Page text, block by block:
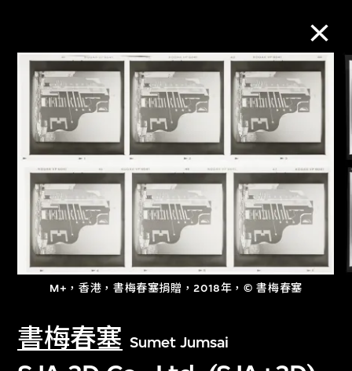
M+，香港，書梅春塞捐贈，2018年，© 書梅春塞
書梅春塞 Sumet Jumsai
M+藏品
進一步篩選 搜索
關於M+藏品
探索世界頂級的二十及二十一世紀視覺